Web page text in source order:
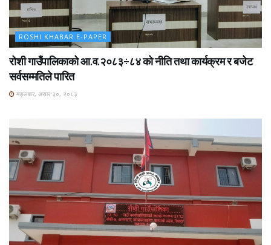
ROSHI KHABAR E-PAPER
रोशी गाउँपालिकाको आ.व.२०८३÷८४ को नीति तथा कार्यक्रम र बजेट
सर्वसम्मतिले पारित
मङ्लबार, असार ३०, २०८३